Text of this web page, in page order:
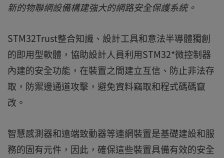
新的物聯網設備構建強大的網路安全保護系統。
STM32Trust整合知識、設計工具和意法半導體獨創
的即用型軟體，協助設計人員利用STM32*微控制器
內建的安全功能，在裝置之間建立互信、防止非法存
取，防禦邊通道攻擊，避免資料竊取和程式碼碼竄
改。
智慧感測器和遠端致動器等連網裝置是基礎建設和服
務的固有元件，因此，確保這些裝置具備有效的安全